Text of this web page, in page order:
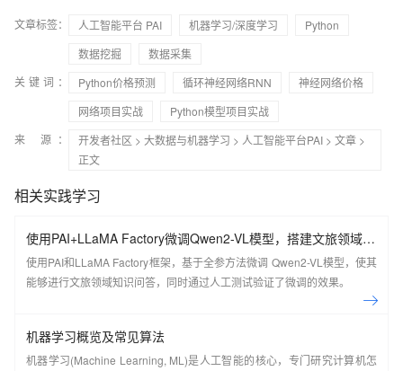
文章标签： 人工智能平台 PAI 机器学习/深度学习
Python
数据挖掘
数据采集
关键词：
Python价格预测 循环神经网络RNN
神经网络价格
网络项目实战
Python模型项目实战
来 源：
开发者社区 > 大数据与机器学习 > 人工智能平台PAI > 文章 >
正文
相关实践学习
使用PAI+LLaMA Factory微调Qwen2-VL模型，搭建文旅领域知
识问答机器人
使用PAI和LLaMA Factory框架，基于全参方法微调 Qwen2-VL模型，使其
能够进行文旅领域知识问答，同时通过人工测试验证了微调的效果。
机器学习概览及常见算法
机器学习(Machine Learning, ML)是人工智能的核心，专门研究计算机怎